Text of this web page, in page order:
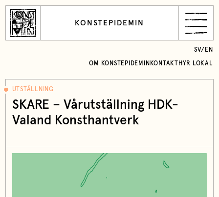
KONSTEPIDEMIN
OM KONSTEPIDEMIN KONTAKT HYR LOKAL
SV/ EN
UTSTÄLLNING
SKARE – Vårutställning HDK-
Valand Konsthantverk